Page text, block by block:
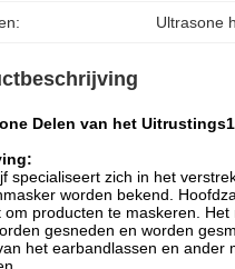
Ultrasone
Delen van het
specialiseert zich in het
worden bekend.
om producten te maskeren.
gesneden en worden
het earbandlassen en